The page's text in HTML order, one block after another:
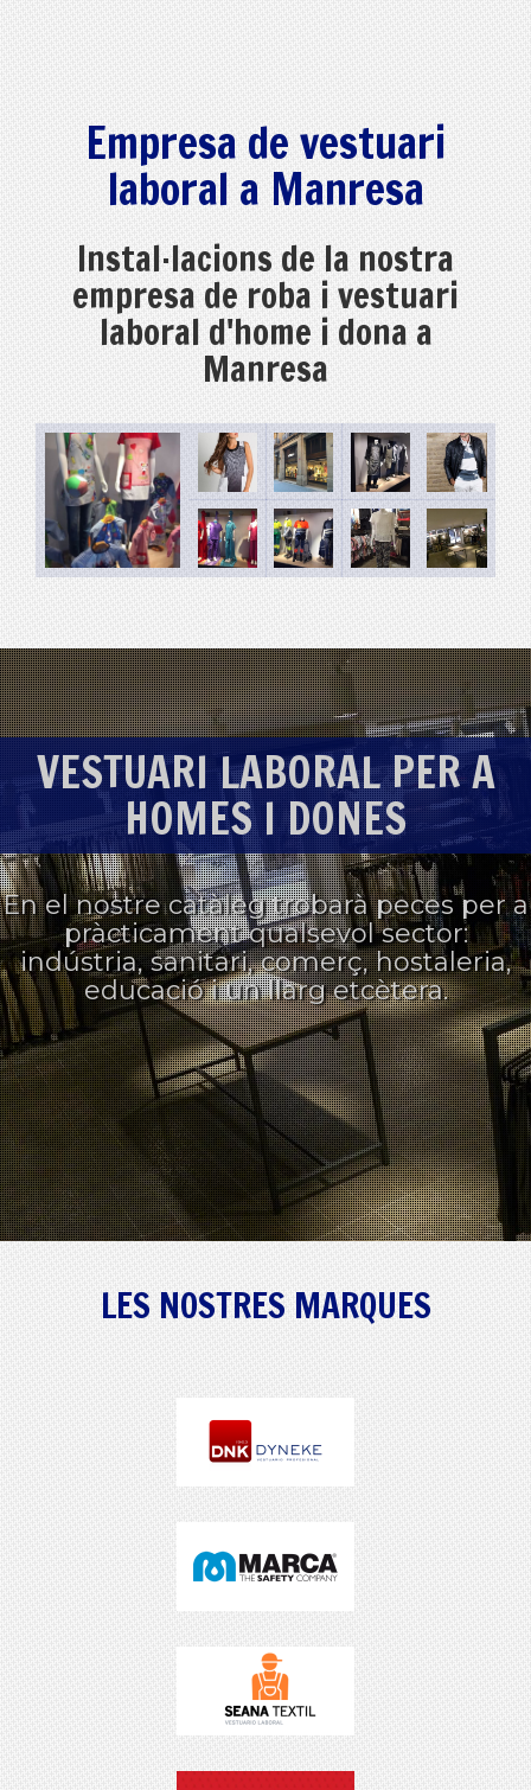
Empresa de vestuari
laboral a Manresa
Instal·lacions de la nostra
empresa de roba i vestuari
laboral d'home i dona a
Manresa
VESTUARI LABORAL PER A
HOMES I DONES
En el nostre catàleg trobarà peces per a
pràcticament qualsevol sector:
indústria, sanitari, comerç, hostaleria,
educació i un llarg etcètera.
LES NOSTRES MARQUES